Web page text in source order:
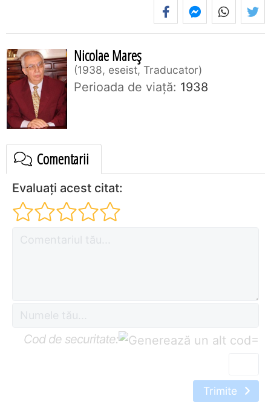
Nicolae Mareș
1938, eseist, Traducator
Perioada de viaţă: 1938
Comentarii
Evaluați acest citat:
Cod de securitate: =
Trimite